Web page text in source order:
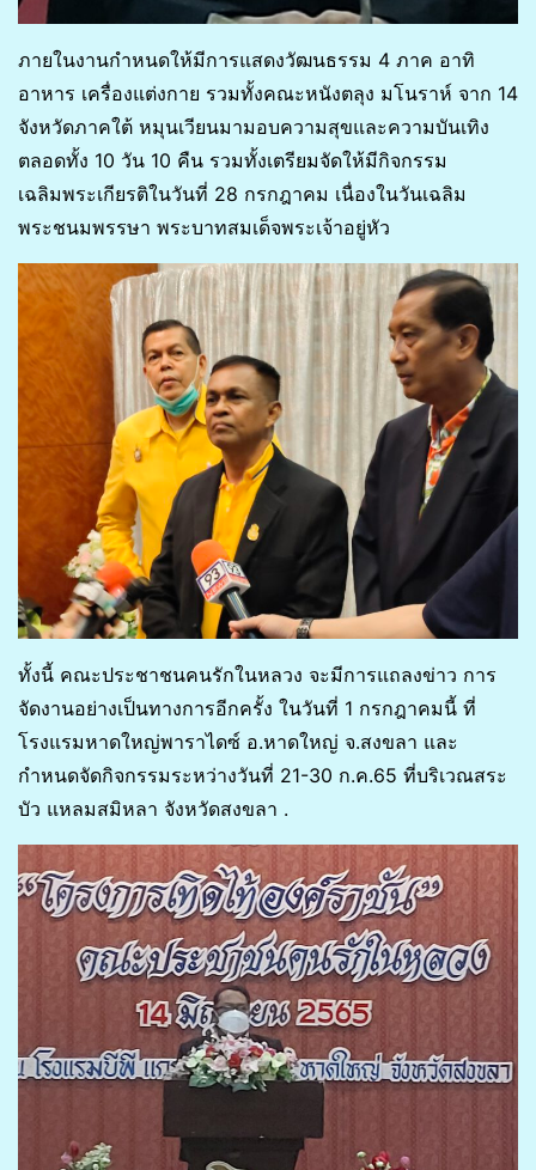
ภายในงานกำหนดให้มีการแสดงวัฒนธรรม 4 ภาค อาทิ
อาหาร เครื่องแต่งกาย รวมทั้งคณะหนังตลุง มโนราห์ จาก 14
จังหวัดภาคใต้ หมุนเวียนมามอบความสุขและความบันเทิง
ตลอดทั้ง 10 วัน 10 คืน รวมทั้งเตรียมจัดให้มีกิจกรรม
เฉลิมพระเกียรติในวันที่ 28 กรกฎาคม เนื่องในวันเฉลิม
พระชนมพรรษา พระบาทสมเด็จพระเจ้าอยู่หัว
ทั้งนี้ คณะประชาชนคนรักในหลวง จะมีการแถลงข่าว การ
จัดงานอย่างเป็นทางการอีกครั้ง ในวันที่ 1 กรกฎาคมนี้ ที่
โรงแรมหาดใหญ่พาราไดซ์ อ.หาดใหญ่ จ.สงขลา และ
กำหนดจัดกิจกรรมระหว่างวันที่ 21-30 ก.ค.65 ที่บริเวณสระ
บัว แหลมสมิหลา จังหวัดสงขลา .